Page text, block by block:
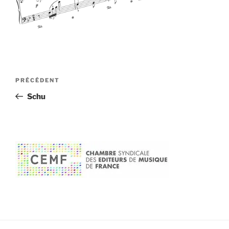
Navigation
l’article
Article
précédent
PRÉCÉDENT
Schu